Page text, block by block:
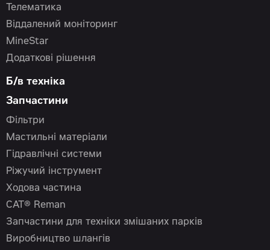
Телематика
Віддалений моніторинг
MineStar
Додаткові рішення
Б/в техніка
Запчастини
Фільтри
Мастильні матеріали
Гідравлічні системи
Ріжучий інструмент
Ходова частина
CAT® Reman
Запчастини для техніки змішаних парків
Виробництво шлангів